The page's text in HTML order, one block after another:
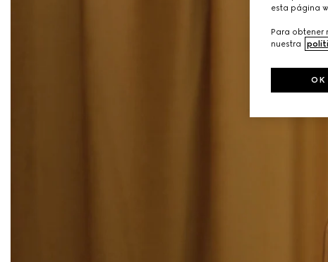
esta página
Para obtener
nuestra
OK